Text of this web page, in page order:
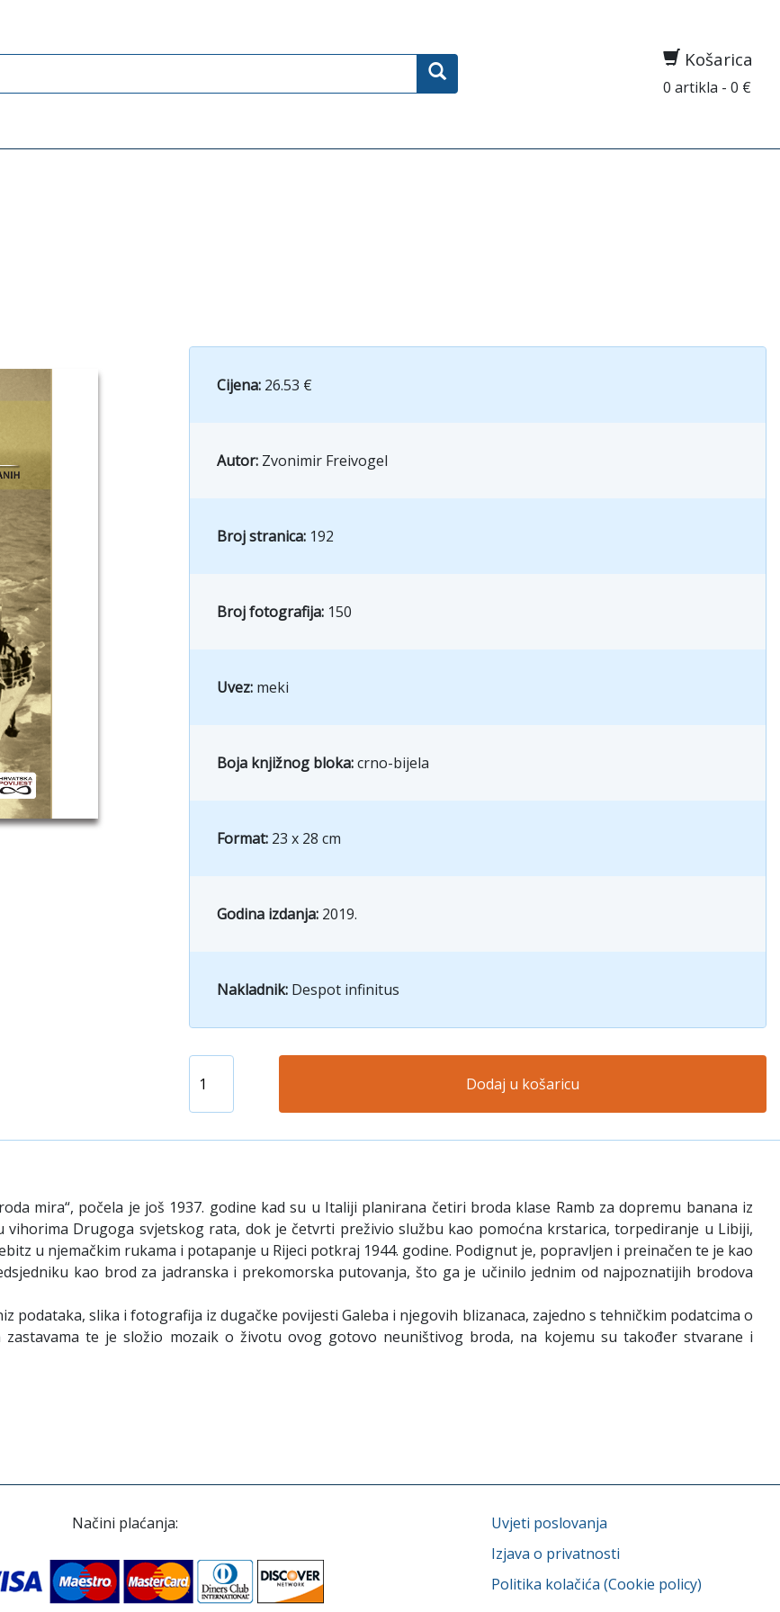
Košarica
0 artikla - 0 €
Cijena: 26.53 €
Autor: Zvonimir Freivogel
Broj stranica: 192
Broj fotografija: 150
Uvez: meki
Boja knjižnog bloka:crno-bijela
Format: 23 x 28 cm
Godina izdanja: 2019.
Nakladnik: Despot infinitus
Dodaj u košaricu
mira“, počela je još 1937. godine kad su u Italiji planirana četiri broda klase Ramb za dopremu banana iz
Drugoga svjetskog rata, dok je četvrti preživio službu kao pomoćna krstarica, torpediranje u Libiji,
u njemačkim rukama i potapanje u Rijeci potkraj 1944. godine. Podignut je, popravljen i preinačen te je kao
kao brod za jadranska i prekomorska putovanja, što ga je učinilo jednim od najpoznatijih brodova
podataka, slika i fotografija iz dugačke povijesti Galeba i njegovih blizanaca, zajedno s tehničkim podatcima o
te je složio mozaik o životu ovog gotovo neuništivog broda, na kojemu su također stvarane i
Načini plaćanja:
Uvjeti poslovanja
Izjava o privatnosti
Politika kolačića (Cookie policy)